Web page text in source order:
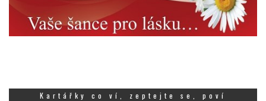
Kartářky co ví, zeptejte se, poví